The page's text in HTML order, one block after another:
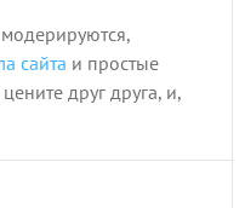
сайта и простые
друг друга, и,